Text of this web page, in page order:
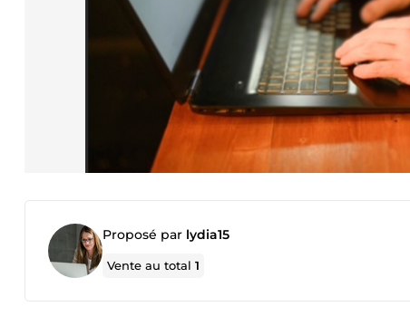
Proposé par lydia15
Vente au total1